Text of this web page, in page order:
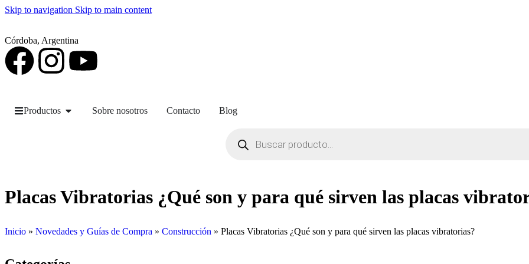
Skip to navigation Skip to main content
Córdoba, Argentina
Productos Sobre nosotros Contacto Blog
Placas Vibratorias ¿Qué son y para qué sirven las placas
Inicio » Novedades y Guías de Compra » Construcción » Placas Vibratorias ¿Qué son y para qué sirven las placas vibratorias?